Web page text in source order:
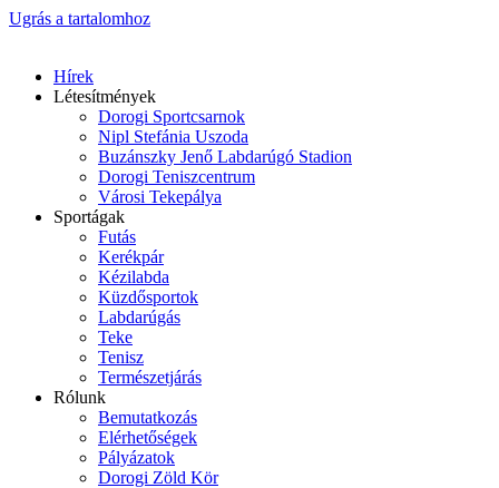
Ugrás a tartalomhoz
Hírek
Létesítmények
Dorogi Sportcsarnok
Nipl Stefánia Uszoda
Buzánszky Jenő Labdarúgó Stadion
Dorogi Teniszcentrum
Városi Tekepálya
Sportágak
Futás
Kerékpár
Kézilabda
Küzdősportok
Labdarúgás
Teke
Tenisz
Természetjárás
Rólunk
Bemutatkozás
Elérhetőségek
Pályázatok
Dorogi Zöld Kör